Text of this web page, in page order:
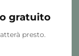
gratuito
presto.